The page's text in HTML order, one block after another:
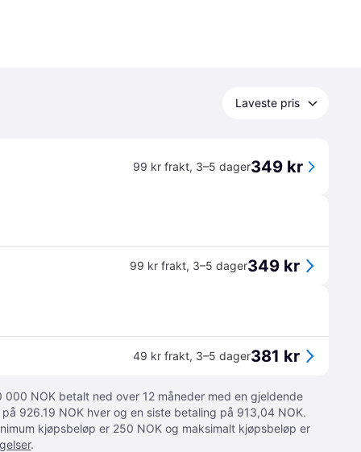
Laveste pris
99 kr frakt, 3–5 dager349 kr
99 kr frakt, 3–5 dager349 kr
49 kr frakt, 3–5 dager381 kr
000 NOK betalt ned over 12 måneder med en gjeldende
926.19 NOK hver og en siste betaling på 913,04 NOK.
kjøpsbeløp er 250 NOK og maksimalt kjøpsbeløp er
.